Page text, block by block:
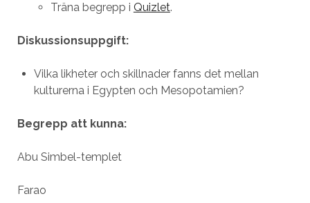
Träna begrepp i Quizlet.
Diskussionsuppgift:
Vilka likheter och skillnader fanns det mellan
kulturerna i Egypten och Mesopotamien?
Begrepp att kunna:
Abu Simbel-templet
Farao